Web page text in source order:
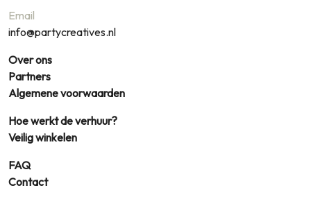
Email
info@partycreatives.nl
Over ons
Partners
Algemene voorwaarden
Hoe werkt de verhuur?
Veilig winkelen
FAQ
Contact